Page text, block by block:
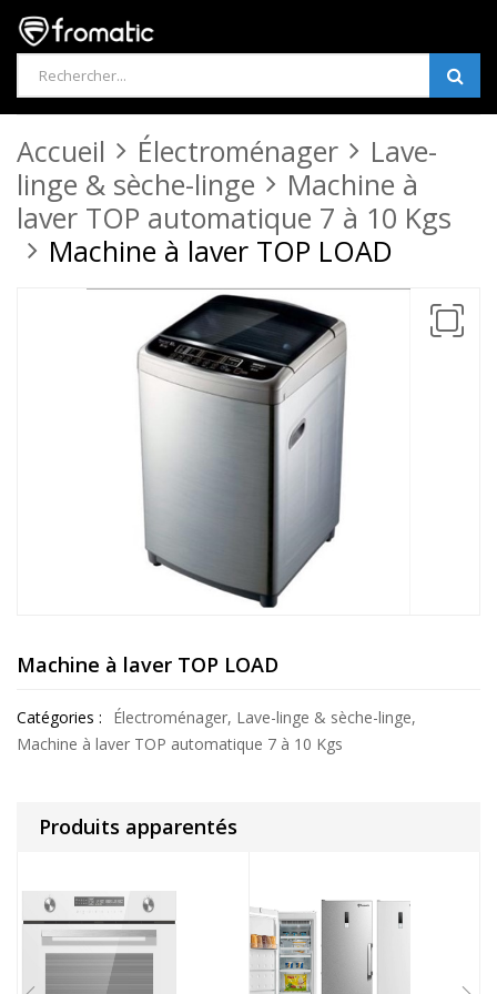
Products
search
Accueil Électroménager
Lave-
linge & sèche-linge
Machine à
laver TOP automatique 7 à 10 Kgs
Machine à laver TOP LOAD
Machine à laver TOP LOAD
Catégories : Électroménager, Lave-linge & sèche-linge,
Machine à laver TOP automatique 7 à 10 Kgs
Produits apparentés